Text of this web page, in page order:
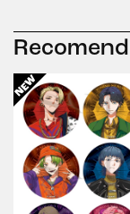
Recomend